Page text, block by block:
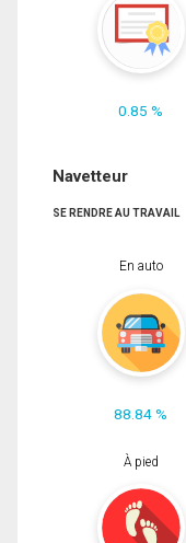
0.85 %
Navetteur
SE RENDRE AU TRAVAIL
En auto
88.84 %
À pied